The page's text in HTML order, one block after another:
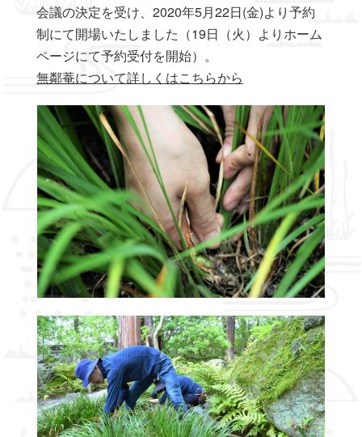
会議の決定を受け、2020年5月22日(金)より予約
制にて開場いたしました（19日（火）よりホーム
ページにて予約受付を開始）。
無鄰菴について詳しくはこちらから